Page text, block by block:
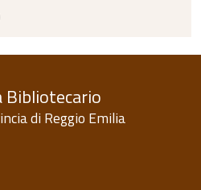
Bibliotecario
di Reggio Emilia